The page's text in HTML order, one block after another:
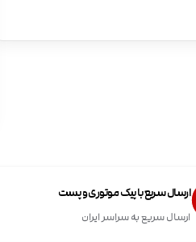
ارسال سریع با پیک موتوری و پست
ارسال سریع به سراسر ایران